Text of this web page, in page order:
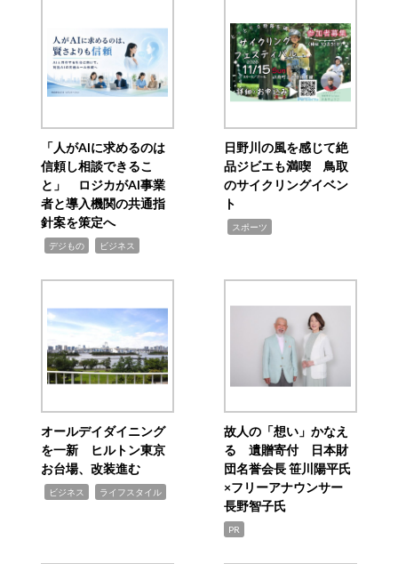
「人がAIに求めるのは
信頼し相談できるこ
と」 ロジカがAI事業
者と導入機関の共通指
針案を策定へ
デジもの ビジネス
日野川の風を感じて絶
品ジビエも満喫 鳥取
のサイクリングイベン
ト
スポーツ
オールデイダイニング
を一新 ヒルトン東京
お台場、改装進む
ビジネス ライフスタイル
故人の「想い」かなえ
る 遺贈寄付 日本財
団名誉会長 笹川陽平氏
×フリーアナウンサー
長野智子氏
PR